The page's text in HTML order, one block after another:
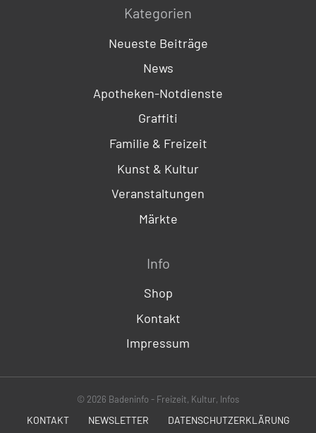
Kategorien
Neueste Beiträge
News
Apotheken-Notdienste
Graffiti
Familie & Freizeit
Kunst & Kultur
Veranstaltungen
Märkte
Info
Shop
Kontakt
Impressum
© 2026 Badeninfo - Freizeit, Kultur, Infos
KONTAKT NEWSLETTER DATENSCHUTZERKLÄRUNG